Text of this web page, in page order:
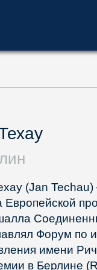
(Jan
Европейской
Форум по
имени
в Берлине